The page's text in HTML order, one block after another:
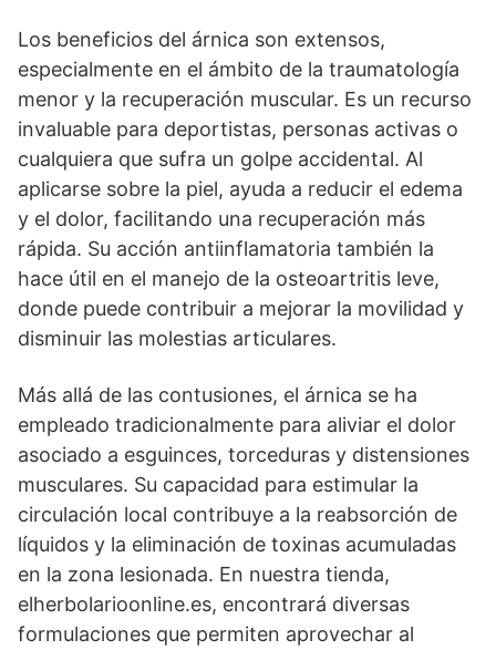
Los beneficios del árnica son extensos,
especialmente en el ámbito de la traumatología
menor y la recuperación muscular. Es un recurso
invaluable para deportistas, personas activas o
cualquiera que sufra un golpe accidental. Al
aplicarse sobre la piel, ayuda a reducir el edema
y el dolor, facilitando una recuperación más
rápida. Su acción antiinflamatoria también la
hace útil en el manejo de la osteoartritis leve,
donde puede contribuir a mejorar la movilidad y
disminuir las molestias articulares.
Más allá de las contusiones, el árnica se ha
empleado tradicionalmente para aliviar el dolor
asociado a esguinces, torceduras y distensiones
musculares. Su capacidad para estimular la
circulación local contribuye a la reabsorción de
líquidos y la eliminación de toxinas acumuladas
en la zona lesionada. En nuestra tienda,
elherbolarioonline.es, encontrará diversas
formulaciones que permiten aprovechar al